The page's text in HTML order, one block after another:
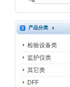
产品分类
检验设备类
监护仪类
其它类
DFF